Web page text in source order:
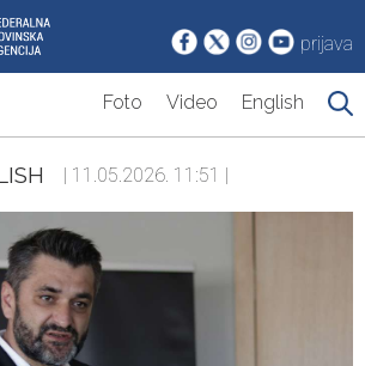
prijava
Foto Video English
| 11.05.2026. 11:51 |